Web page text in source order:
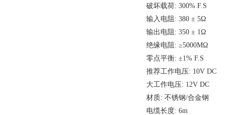
破坏载荷: 300% F.S
输入电阻: 380 ± 5Ω
输出电阻: 350 ± 1Ω
绝缘电阻: ≥5000MΩ
零点平衡: ±1% F.S
推荐工作电压: 10V DC
大工作电压: 12V DC
材质: 不锈钢/合金钢
电缆长度: 6m